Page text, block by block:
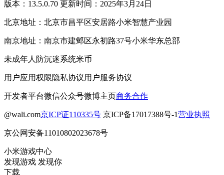
版本：13.5.0.70 更新时间：2025年3月24日
北京地址：北京市昌平区安居路小米智慧产业园
南京地址：南京市建邺区永初路37号小米华东总部
未成年人防沉迷系统米币
用户应用权限隐私协议用户服务协议
开发者平台微信公众号微博主页商务合作
@wali.com京ICP证110335号 京ICP备17017388号-1营业执照
京公网安备11010802023678号
小米游戏中心
发现游戏 发现你
下载